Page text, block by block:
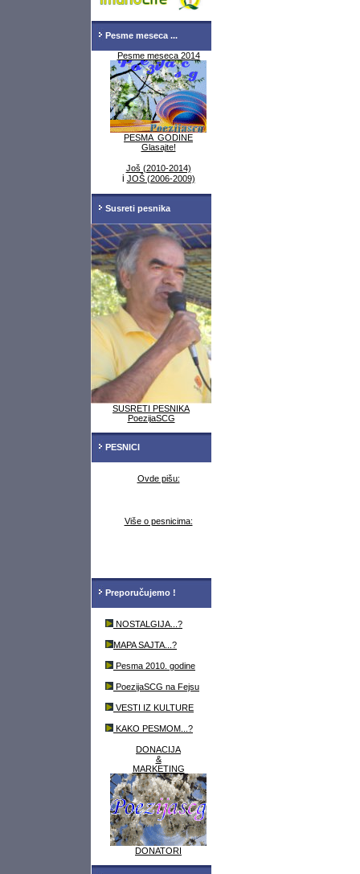
Pesme meseca ...
Pesme meseca 2014
PESMA GODINE
Glasajte!
Još (2010-2014)
i JOŠ (2006-2009)
Susreti pesnika
SUSRETI PESNIKA
PoezijaSCG
PESNICI
Ovde pišu:
Više o pesnicima:
Preporučujemo !
NOSTALGIJA...?
MAPA SAJTA...?
Pesma 2010. godine
PoezijaSCG na Fejsu
VESTI IZ KULTURE
KAKO PESMOM...?
DONACIJA
&
MARKETING
DONATORI